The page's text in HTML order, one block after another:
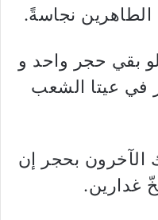
الطاهرين نجاسةً.
بقي حجر واحد و
في عيتا الشعب
الآخرون بحجر إن
غدارين.